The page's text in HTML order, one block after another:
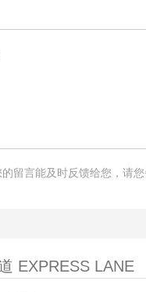
留言能及时反馈给您，请
EXPRESS LANE